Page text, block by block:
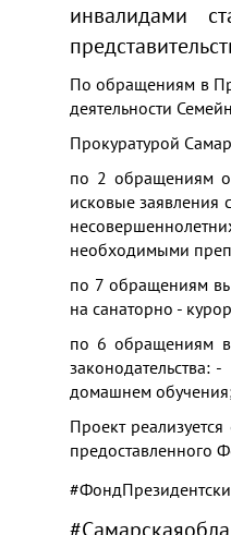
инвалидами
По обращениям в
деятельности
Прокуратурой
по 2 обращениям о
исковые заявления
необходимыми
по 7 обращениям
на санаторно -
по 6 обращениям
законодательства:
домашнем
Проект
предоставленного